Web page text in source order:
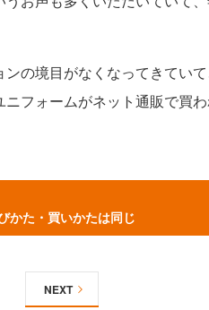
の境目がなくなってきてい
フォームがネット通販で買
かた・買いかたは同じ
NEXT